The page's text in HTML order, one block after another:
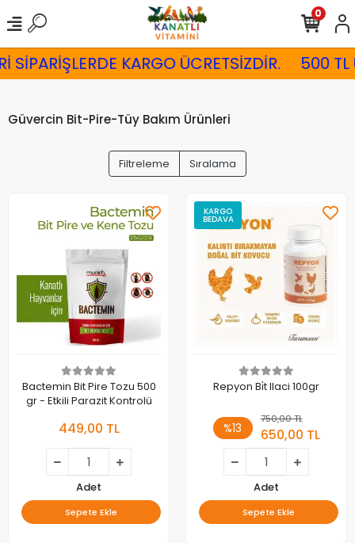
SİPARİŞLERDE KARGO ÜCRETSİZDİR. 500 TL
0
Güvercin Bit-Pire-Tüy Bakım Ürünleri
Filtreleme Sıralama
Bactemin Bit Pire Tozu 500
gr - Etkili Parazit Kontrolü
449,00 TL
Adet
Sepete Ekle
KARGO
BEDAVA
Repyon Bi̇t Ilaci 100gr
%13
750,00 TL
650,00 TL
Adet
Sepete Ekle